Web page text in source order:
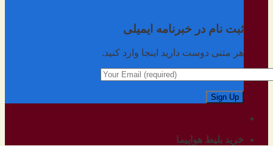
ثبت نام در خبرنامه ایمیلی
هر متنی دوست دارید اینجا وارد کنید.
خرید بلیط هواپیما